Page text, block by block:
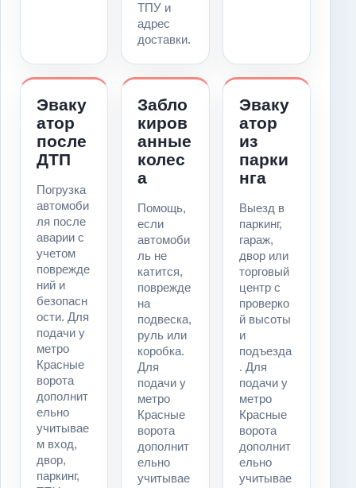
ТПУ и
адрес
доставки.
Эваку
атор
после
ДТП
Погрузка
автомоби
ля после
аварии с
учетом
поврежде
ний и
безопасн
ости. Для
подачи у
метро
Красные
ворота
дополнит
ельно
учитывае
м вход,
двор,
паркинг,
Забло
киров
анные
колес
а
Помощь,
если
автомоби
ль не
катится,
поврежде
на
подвеска,
руль или
коробка.
Для
подачи у
метро
Красные
ворота
дополнит
ельно
учитывае
Эваку
атор
из
парки
нга
Выезд в
паркинг,
гараж,
двор или
торговый
центр с
проверко
й высоты
и
подъезда
. Для
подачи у
метро
Красные
ворота
дополнит
ельно
учитывае